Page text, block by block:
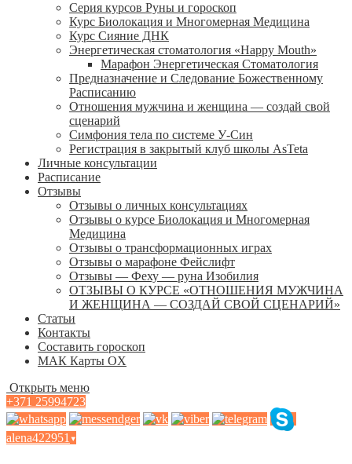
Серия курсов Руны и гороскоп
Курс Биолокация и Многомерная Медицина
Курс Сияние ДНК
Энергетическая стоматология «Happy Mouth»
Марафон Энергетическая Cтоматология
Предназначение и Следование Божественному
Расписанию
Отношения мужчина и женщина — создай свой
сценарий
Симфония тела по системе У-Син
Регистрация в закрытый клуб школы AsTeta
Личные консультации
Расписание
Отзывы
Отзывы о личных консультациях
Отзывы о курсе Биолокация и Многомерная
Медицина
Отзывы о трансформационных играх
Отзывы о марафоне Фейслифт
Отзывы — Феху — руна Изобилия
ОТЗЫВЫ О КУРСЕ «ОТНОШЕНИЯ МУЖЧИНА
И ЖЕНЩИНА — СОЗДАЙ СВОЙ СЦЕНАРИЙ»
Статьи
Контакты
Составить гороскоп
МАК Карты OХ
Открыть меню
+371 25994723
alena422951 ▾